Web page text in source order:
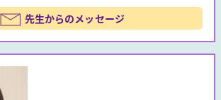
先生からのメッセージ